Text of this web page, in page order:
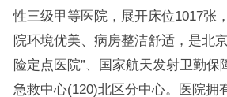
性三级甲等医院，展开床位1017张
院环境优美、病房整洁舒适，是北
险定点医院”、国家航天发射卫勤保
急救中心(120)北区分中心。医院拥